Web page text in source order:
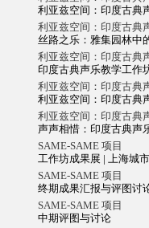
利亚兹空间：印度古典
利亚兹空间：印度古典
丝路之乐：雅集园林中
利亚兹空间：印度古典
印度古典声乐教学工作
利亚兹空间：印度古典
利亚兹空间：印度古典
利亚兹空间：印度古典
声声相惜：印度古典声
SAME-SAME 项目
工作坊成果展 | 上海城
SAME-SAME 项目
终期成果汇报与评图讨
SAME-SAME 项目
中期评图与讨论